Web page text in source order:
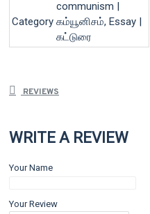
Category
communism |
கம்யூனிசம், Essay |
கட்டுரை
REVIEWS
WRITE A REVIEW
Your Name
Your Review